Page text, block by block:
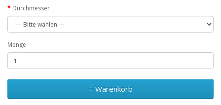
Durchmesser
Menge
+ Warenkorb